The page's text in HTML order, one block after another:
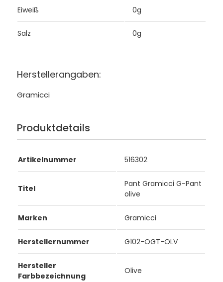
Eiweiß 0g
Salz 0g
Herstellerangaben:
Gramicci
Produktdetails
Artikelnummer 516302
Titel
Pant Gramicci G-Pant
olive
Marken Gramicci
Herstellernummer G102-OGT-OLV
Hersteller
Farbbezeichnung
Olive